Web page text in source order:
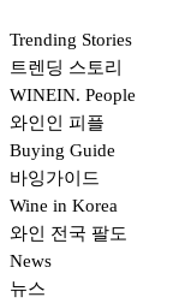
Trending Stories
트렌딩 스토리
WINEIN. People
와인인 피플
Buying Guide
바잉가이드
Wine in Korea
와인 전국 팔도
News
뉴스